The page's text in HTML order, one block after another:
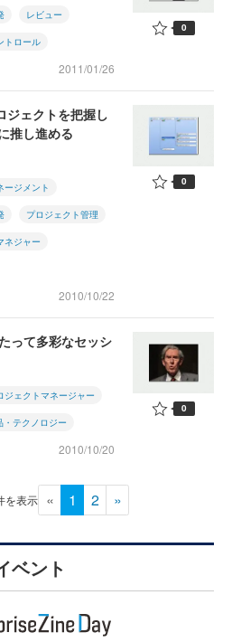
レビュー
トロール
2011/01/26
0
ジェクトを把握し
推し進める
ージメント
プロジェクト管理
ネジャー
2010/10/22
0
って多彩なセッシ
ジェクトマネージャー
・テクノロジー
2010/10/20
0
を表示 « 1 2 »
ベント